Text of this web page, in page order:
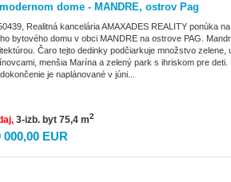
dome - MANDRE, ostrov Pag
Realitná kancelária AMAXADES REALITY ponúka
bytového domu v obci MANDRE na ostrove PAG.
Čaro tejto dedinky podčiarkuje množstvo zelene,
menšia Marína a zelený park s ihriskom pre
je naplánované v júni...
3-izb. byt 75,4 m2
000,00 EUR